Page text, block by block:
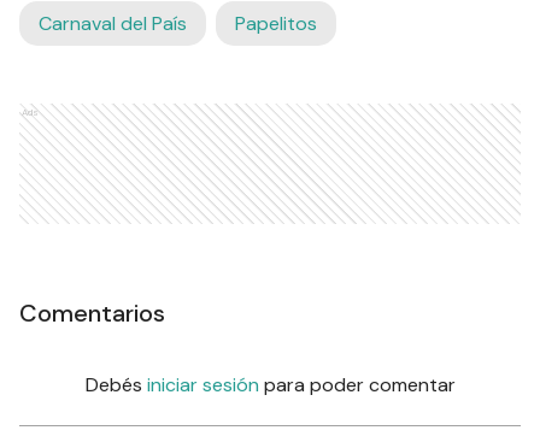
Carnaval del País Papelitos
Ads
Comentarios
Debés iniciar sesión para poder comentar